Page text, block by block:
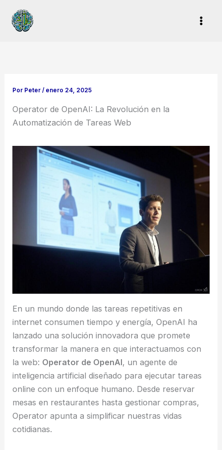
contenido
Por Peter/ enero 24, 2025
Operator de OpenAI: La Revolución en la
Automatización de Tareas Web
En un mundo donde las tareas repetitivas en
internet consumen tiempo y energía, OpenAI ha
lanzado una solución innovadora que promete
transformar la manera en que interactuamos con
la web: Operator de OpenAI, un agente de
inteligencia artificial diseñado para ejecutar tareas
online con un enfoque humano. Desde reservar
mesas en restaurantes hasta gestionar compras,
Operator apunta a simplificar nuestras vidas
cotidianas.